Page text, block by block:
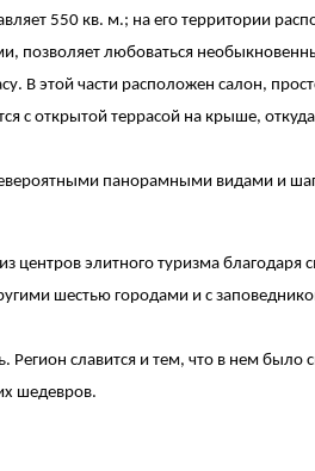
550 кв. м.; на его территории
позволяет любоваться
В этой части расположен салон,
открытой террасой на крыше, откуда
панорамными видами и
центров элитного туризма
шестью городами и с
славится и тем, что в нем было
шедевров.